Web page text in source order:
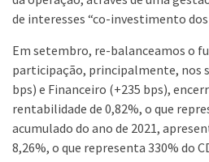
de interesses “co-investimento dos
Em setembro, re-balanceamos o
participação, principalmente, nos
bps) e Financeiro (+235 bps),
rentabilidade de 0,82%, o que
acumulado do ano de 2021,
8,26%, o que representa 330% do